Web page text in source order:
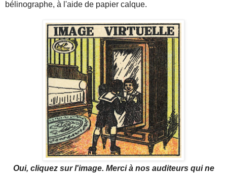
bélinographe, à l'aide de papier calque.
Oui, cliquez sur l'image. Merci à nos auditeurs qui ne